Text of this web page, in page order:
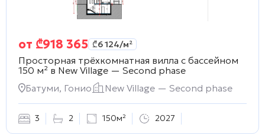
от ₾918 365 ₾6 124/м²
Просторная трёхкомнатная вилла с бассейном
150 м² в New Village — Second phase
Батуми, Гонио
New Village — Second phase
3 2 150м² 2027